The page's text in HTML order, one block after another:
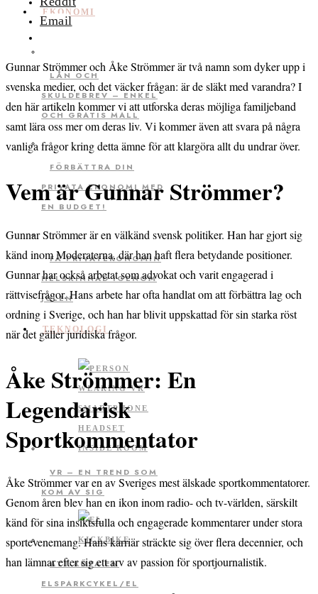
EKONOMI
LÅN OCH
SKULDEBREV – ENKEL
OCH GRATIS MALL
FÖRBÄTTRA DIN
PRIVATA EKONOMI MED
EN BUDGET!
FÅ PRIVATEKONOMIN
HELSKINNAD IGENOM
JULEN
TEKNOLOGI
VR – EN TREND SOM
KOM AV SIG
ATT KÖPA EN
ELSPARKCYKEL/EL
Email
Gunnar Strömmer och Åke Strömmer är två namn som dyker upp i
svenska medier, och det väcker frågan: är de släkt med varandra? I
den här artikeln kommer vi att utforska deras möjliga familjeband
samt lära oss mer om deras liv. Vi kommer även att svara på några
vanliga frågor kring detta ämne för att klargöra allt du undrar över.
Vem är Gunnar Strömmer?
Gunnar Strömmer är en välkänd svensk politiker. Han har gjort sig
känd inom Moderaterna, där han haft flera betydande positioner.
Gunnar har också arbetat som advokat och varit engagerad i
rättvisefrågor. Hans arbete har ofta handlat om att förbättra lag och
ordning i Sverige, och han har blivit uppskattad för sin starka röst
när det gäller juridiska frågor.
Åke Strömmer: En
Legendarisk
Sportkommentator
Åke Strömmer var en av Sveriges mest älskade sportkommentatorer.
Genom åren blev han en ikon inom radio- och tv-världen, särskilt
känd för sina insiktsfulla och engagerade kommentarer under stora
sportevenemang. Hans karriär sträckte sig över flera decennier, och
han lämnar efter sig ett arv av passion för sportjournalistik.